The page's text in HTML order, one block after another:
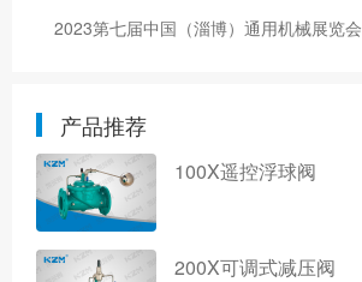
2023第七届中国（淄博）通用机械展览会
产品推荐
100X遥控浮球阀
200X可调式减压阀